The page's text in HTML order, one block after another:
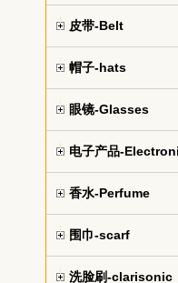
皮带-Belt
帽子-hats
眼镜-Glasses
电子产品-
香水-Perfume
围巾-scarf
洗脸刷-clarisonic